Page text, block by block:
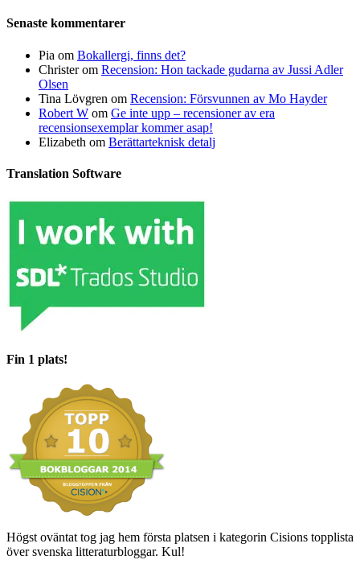
Senaste kommentarer
Pia om Bokallergi, finns det?
Christerom Recension: Hon tackade gudarna av Jussi Adler
Olsen
Tina Lövgren om Recension: Försvunnen av Mo Hayder
Robert W om Ge inte upp – recensioner av era
recensionsexemplar kommer asap!
Elizabeth om Berättarteknisk detalj
Translation Software
Fin 1 plats!
Högst oväntat tog jag hem första platsen i kategorin Cisions topplista
över svenska litteraturbloggar. Kul!